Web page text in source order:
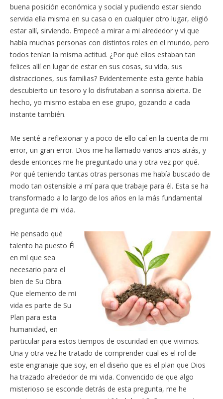
buena posición económica y social y pudiendo estar siendo
servida ella misma en su casa o en cualquier otro lugar, eligió
estar allí, sirviendo. Empecé a mirar a mi alrededor y vi que
había muchas personas con distintos roles en el mundo, pero
todos tenían la misma actitud. ¿Por qué ellos estaban tan
felices allí en lugar de estar en sus cosas, su vida, sus
distracciones, sus familias? Evidentemente esta gente había
descubierto un tesoro y lo disfrutaban a sonrisa abierta. De
hecho, yo mismo estaba en ese grupo, gozando a cada
instante también.
Me senté a reflexionar y a poco de ello caí en la cuenta de mi
error, un gran error. Dios me ha llamado varios años atrás, y
desde entonces me he preguntado una y otra vez por qué.
Por qué teniendo tantas otras personas me había buscado de
modo tan ostensible a mí para que trabaje para él. Esta se ha
transformado a lo largo de los años en la más fundamental
pregunta de mi vida.
He pensado qué
talento ha puesto Él
en mí que sea
necesario para el
bien de Su Obra.
Que elemento de mi
vida es parte de Su
Plan para esta
humanidad, en
particular para estos tiempos de oscuridad en que vivimos.
Una y otra vez he tratado de comprender cual es el rol de
este engranaje que soy, en el diseño que es el plan que Dios
ha trazado alrededor de mi vida. Convencido de que algo
misterioso se esconde detrás de esta pregunta, me he